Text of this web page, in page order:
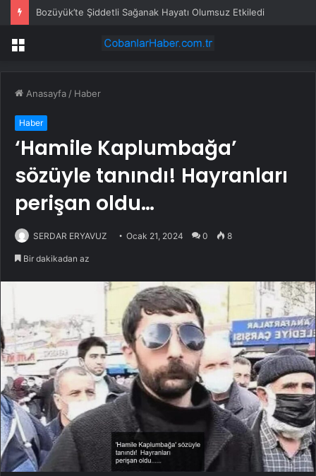
Bozüyük’te Şiddetli Sağanak Hayatı Olumsuz Etkiledi
Menü
Anasayfa / Haber
Haber
‘Hamile Kaplumbağa’
sözüyle tanındı! Hayranları
perişan oldu…
SERDAR ERYAVUZ Ocak 21, 2024 0 8
Bir dakikadan az